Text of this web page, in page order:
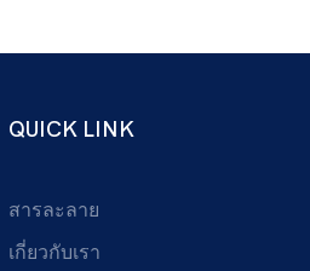
QUICK LINK
สารละลาย
เกี่ยวกับเรา